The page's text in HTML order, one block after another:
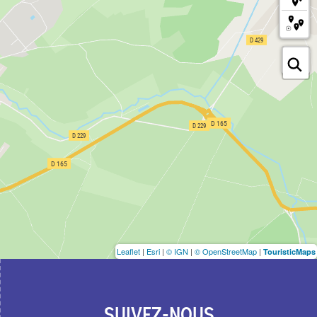
Leaflet | Esri | © IGN | © OpenStreetMap | TouristicMaps